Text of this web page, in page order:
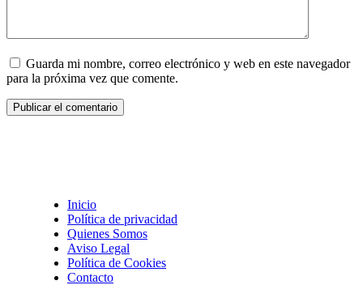
Guarda mi nombre, correo electrónico y web en este navegador
para la próxima vez que comente.
Inicio
Política de privacidad
Quienes Somos
Aviso Legal
Política de Cookies
Contacto